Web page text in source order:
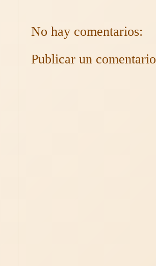
No hay comentarios:
Publicar un comentario